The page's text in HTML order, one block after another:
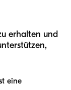
erhalten und
eine